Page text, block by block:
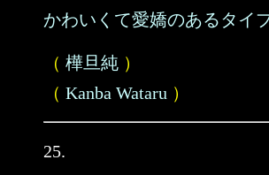
かわいくて愛嬌のあるタイ
（ 樺旦純 ）
（ Kanba Wataru ）
25.